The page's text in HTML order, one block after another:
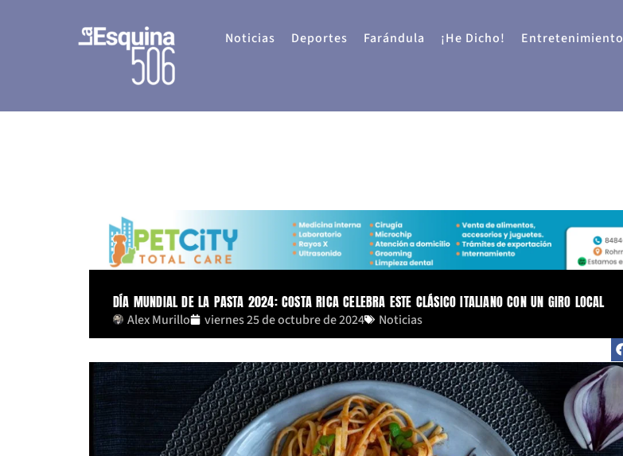
Noticias Deportes Farándula ¡He Dicho! Entretenimiento
DÍA MUNDIAL DE LA PASTA 2024: COSTA RICA CELEBRA ESTE CLÁSICO ITALIANO CON UN GIRO LOCAL
Alex Murillo viernes 25 de octubre de 2024 Noticias